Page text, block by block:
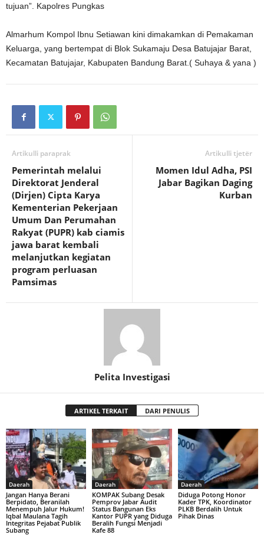
tujuan”. Kapolres Pungkas
Almarhum Kompol Ibnu Setiawan kini dimakamkan di Pemakaman
Keluarga, yang bertempat di Blok Sukamaju Desa Batujajar Barat,
Kecamatan Batujajar, Kabupaten Bandung Barat.( Suhaya & yana )
Artikulli paraprak
Pemerintah melalui
Direktorat Jenderal
(Dirjen) Cipta Karya
Kementerian Pekerjaan
Umum Dan Perumahan
Rakyat (PUPR) kab ciamis
jawa barat kembali
melanjutkan kegiatan
program perluasan
Pamsimas
Artikulli tjetër
Momen Idul Adha, PSI
Jabar Bagikan Daging
Kurban
Pelita Investigasi
ARTIKEL TERKAIT DARI PENULIS
Daerah
Jangan Hanya Berani
Berpidato, Beranilah
Menempuh Jalur Hukum!
Iqbal Maulana Tagih
Integritas Pejabat Publik
Subang
Daerah
KOMPAK Subang Desak
Pemprov Jabar Audit
Status Bangunan Eks
Kantor PUPR yang Diduga
Beralih Fungsi Menjadi
Kafe 88
Daerah
Diduga Potong Honor
Kader TPK, Koordinator
PLKB Berdalih Untuk
Pihak Dinas